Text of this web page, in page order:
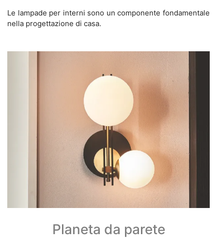
Le lampade per interni sono un componente fondamentale
nella progettazione di casa.
Planeta da parete